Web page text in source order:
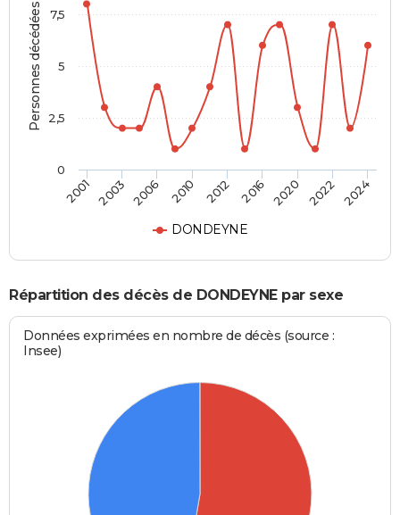
Personnes décédées
DONDEYNE
2001 2003 2006 2010 2012 2016 2020 2022 2024
0
2,5
5
7,5
Répartition des décès de DONDEYNE par sexe
Données exprimées en nombre de décès (source :
Insee)